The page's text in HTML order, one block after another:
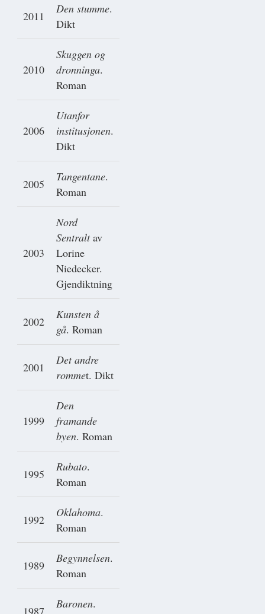
2011
Den stumme.
Dikt
2010
Skuggen og
dronninga.
Roman
2006
Utanfor
institusjonen.
Dikt
2005
Tangentane.
Roman
2003
Nord
Sentraltav
Lorine
Niedecker.
Gjendiktning
2002
Kunsten å
gå. Roman
2001
Det andre
rommet. Dikt
1999
Den
framande
byen. Roman
1995
Rubato.
Roman
1992
Oklahoma.
Roman
1989
Begynnelsen.
Roman
1987
Baronen.